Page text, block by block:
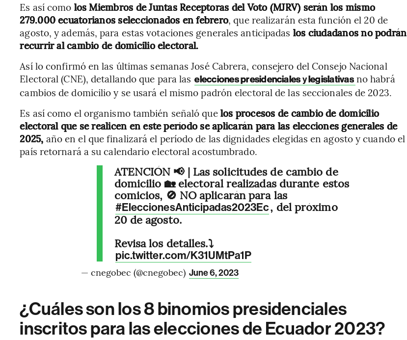
Es así como los Miembros de Juntas Receptoras del Voto (MJRV) serán los mismo
279.000 ecuatorianos seleccionados en febrero, que realizarán esta función el 20 de
agosto, y además, para estas votaciones generales anticipadas los ciudadanos no podrán
recurrir al cambio de domicilio electoral.
Así lo confirmó en las últimas semanas José Cabrera, consejero del Consejo Nacional
Electoral (CNE), detallando que para las elecciones presidencialesylegislativas no habrá
cambios de domicilio y se usará el mismo padrón electoral de las seccionales de 2023.
Es así como el organismo también señaló quelos procesos de cambio de domicilio
electoral que se realicen en este período se aplicarán para las elecciones generales de
2025, año en el que finalizará el período de las dignidades elegidas en agosto y cuando el
país retornará a su calendario electoral acostumbrado.
ATENCIÓN 📢 | Las solicitudes de cambio de
domicilio 🏡 electoral realizadas durante estos
comicios, 🚫 NO aplicarán para las
#EleccionesAnticipadas2023Ec, del próximo
20 de agosto.
Revisa los detalles.⤵️
pic.twitter.com/K31UMtPa1P
— cnegobec (@cnegobec) June 6, 2023
¿Cuáles son los 8 binomios presidenciales
inscritos para las elecciones de Ecuador 2023?